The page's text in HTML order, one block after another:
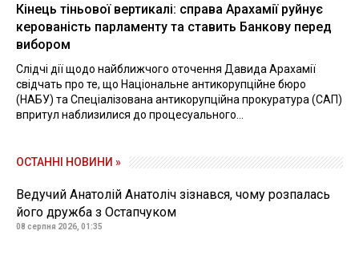
Кінець тіньової вертикалі: справа Арахамії руйнує
керованість парламенту та ставить Банкову перед
вибором
Слідчі дії щодо найближчого оточення Давида Арахамії
свідчать про те, що Національне антикорупційне бюро
(НАБУ) та Спеціалізована антикорупційна прокуратура (САП)
впритул наблизилися до процесуального...
ОСТАННІ НОВИНИ »
Ведучий Анатолій Анатоліч зізнався, чому розпалась
його дружба з Остапчуком
08 серпня 2026, 01:35